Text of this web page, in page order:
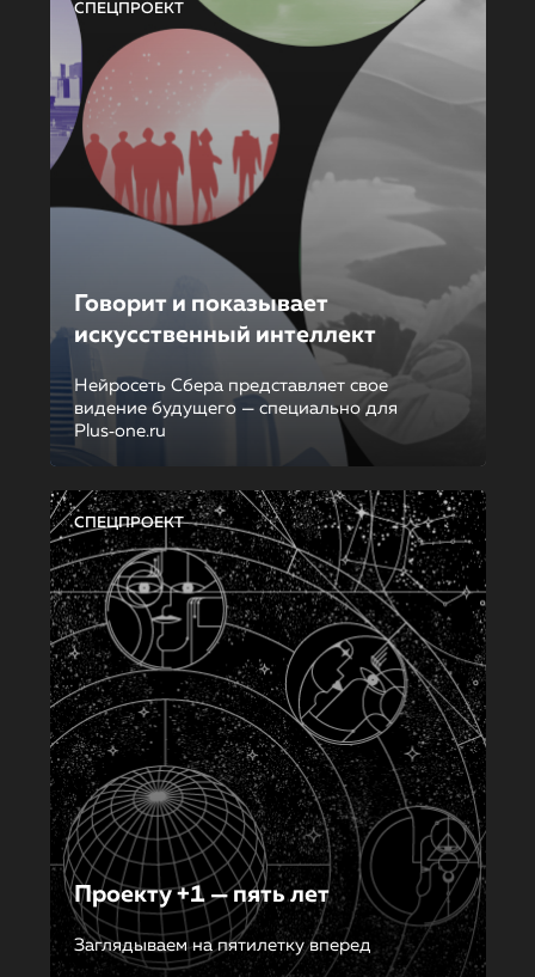
СПЕЦПРОЕКТ
Говорит и показывает
искусственный интеллект
Нейросеть Сбера представляет свое
видение будущего — специально для
Plus‑one.ru
СПЕЦПРОЕКТ
Проекту +1 — пять лет
Заглядываем на пятилетку вперед